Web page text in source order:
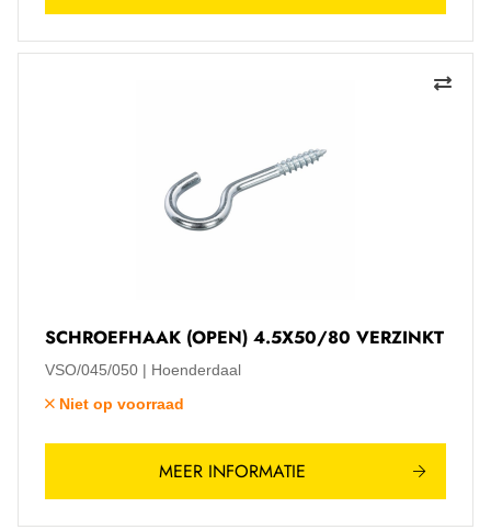
SCHROEFHAAK (OPEN) 4.5X50/80 VERZINKT
VSO/045/050
Hoenderdaal
Niet op voorraad
MEER INFORMATIE